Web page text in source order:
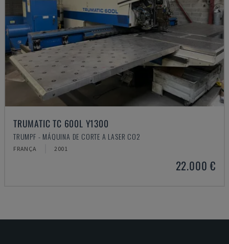
TRUMATIC TC 600L Y1300
TRUMPF - MÁQUINA DE CORTE A LASER CO2
FRANÇA 2001
22.000 €